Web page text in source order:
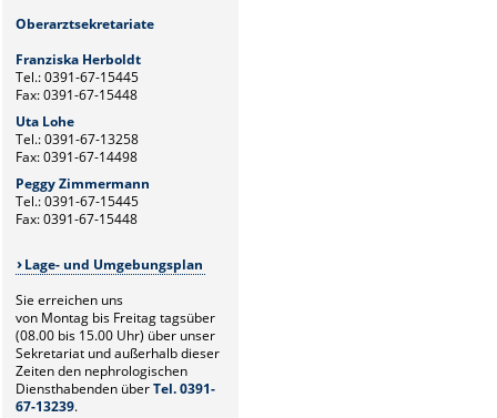
Oberarztsekretariate
Franziska Herboldt
Tel.: 0391-67-15445
Fax: 0391-67-15448
Uta Lohe
Tel.: 0391-67-13258
Fax: 0391-67-14498
Peggy Zimmermann
Tel.: 0391-67-15445
Fax: 0391-67-15448
Lage- und Umgebungsplan
Sie erreichen uns
von Montag bis Freitag tagsüber
(08.00 bis 15.00 Uhr) über unser
Sekretariat und außerhalb dieser
Zeiten den nephrologischen
Diensthabenden überTel. 0391-
67-13239.